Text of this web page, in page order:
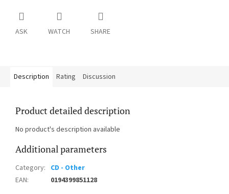
ASK WATCH SHARE
Description Rating Discussion
Product detailed description
No product's description available
Additional parameters
Category: CD - Other
EAN: 0194399851128